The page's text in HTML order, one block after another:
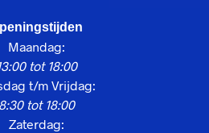
Maandag:
tot 18:00
t/m Vrijdag:
8:30 tot 18:00
Zaterdag: